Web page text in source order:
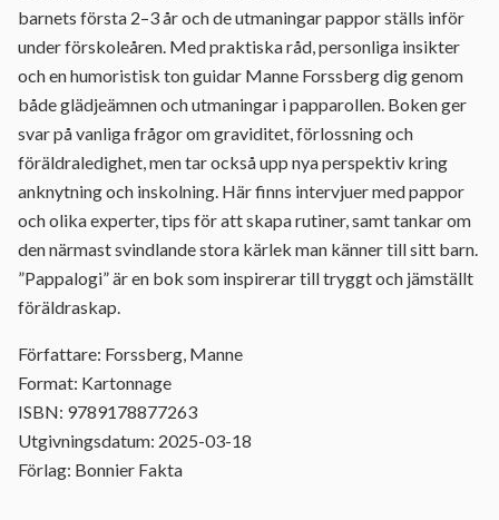
barnets första 2–3 år och de utmaningar pappor ställs inför
under förskoleåren. Med praktiska råd, personliga insikter
och en humoristisk ton guidar Manne Forssberg dig genom
både glädjeämnen och utmaningar i papparollen. Boken ger
svar på vanliga frågor om graviditet, förlossning och
föräldraledighet, men tar också upp nya perspektiv kring
anknytning och inskolning. Här finns intervjuer med pappor
och olika experter, tips för att skapa rutiner, samt tankar om
den närmast svindlande stora kärlek man känner till sitt barn.
”Pappalogi” är en bok som inspirerar till tryggt och jämställt
föräldraskap.
Författare: Forssberg, Manne
Format: Kartonnage
ISBN: 9789178877263
Utgivningsdatum: 2025-03-18
Förlag: Bonnier Fakta